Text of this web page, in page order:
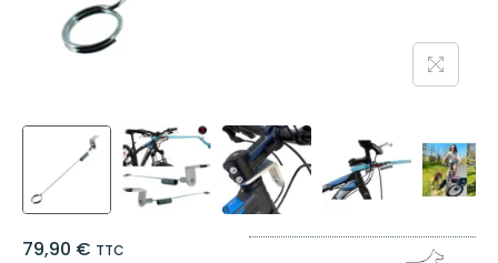
79,90 € TTC